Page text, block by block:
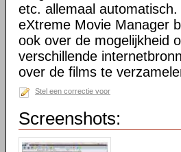
etc. allemaal automatisch.
eXtreme Movie Manager
ook over de mogelijkheid
verschillende
over de films te
Stel een correctie voor
Screenshots: